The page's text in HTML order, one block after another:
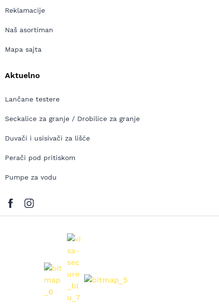
Reklamacije
Naš asortiman
Mapa sajta
Aktuelno
Lančane testere
Seckalice za granje / Drobilice za granje
Duvači i usisivači za lišće
Perači pod pritiskom
Pumpe za vodu